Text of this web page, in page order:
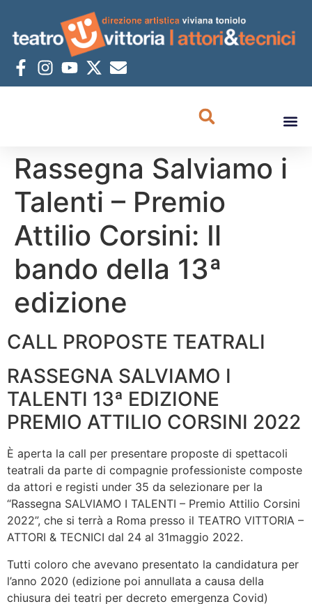
Rassegna Salviamo i
Talenti – Premio
Attilio Corsini: Il
bando della 13ª
edizione
CALL PROPOSTE TEATRALI
RASSEGNA SALVIAMO I
TALENTI 13ª EDIZIONE
PREMIO ATTILIO CORSINI 2022
È aperta la call per presentare proposte di spettacoli
teatrali da parte di compagnie professioniste composte
da attori e registi under 35 da selezionare per la
“Rassegna SALVIAMO I TALENTI – Premio Attilio Corsini
2022”, che si terrà a Roma presso il TEATRO VITTORIA –
ATTORI & TECNICI dal 24 al 31maggio 2022.
Tutti coloro che avevano presentato la candidatura per
l’anno 2020 (edizione poi annullata a causa della
chiusura dei teatri per decreto emergenza Covid)